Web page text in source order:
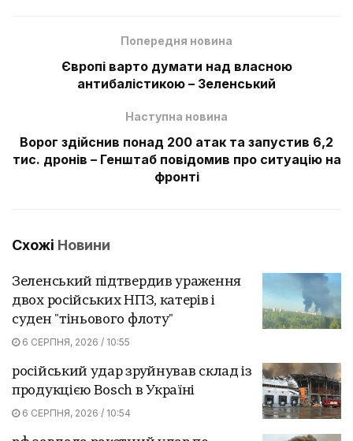
Попередня новина
Європі варто думати над власною
антибалістикою – Зеленський
Наступна новина
Ворог здійснив понад 200 атак та запустив 6,2
тис. дронів – Генштаб повідомив про ситуацію на
фронті
Схожі Новини
Зеленський підтвердив ураження
двох російських НПЗ, катерів і
суден "тіньового флоту"
6 СЕРПНЯ, 2026 / 10:55
російський удар зруйнував склад із
продукцією Bosch в Україні
6 СЕРПНЯ, 2026 / 10:54